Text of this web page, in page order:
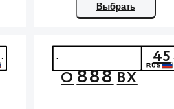
Выбрать
О888ВХ
45